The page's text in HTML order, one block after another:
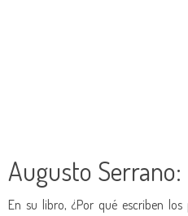
Augusto Serrano:
En su libro, ¿Por qué escriben los